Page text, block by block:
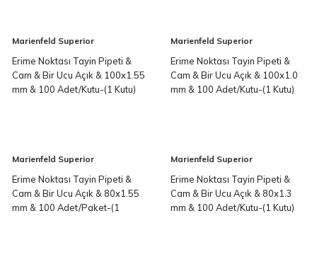
Marienfeld Superior
Erime Noktası Tayin Pipeti &
Cam & Bir Ucu Açık & 100x1.55
mm & 100 Adet/Kutu-(1 Kutu)
Marienfeld Superior
Erime Noktası Tayin Pipeti &
Cam & Bir Ucu Açık & 100x1.0
mm & 100 Adet/Kutu-(1 Kutu)
Marienfeld Superior
Erime Noktası Tayin Pipeti &
Cam & Bir Ucu Açık & 80x1.55
mm & 100 Adet/Paket-(1
Marienfeld Superior
Erime Noktası Tayin Pipeti &
Cam & Bir Ucu Açık & 80x1.3
mm & 100 Adet/Kutu-(1 Kutu)